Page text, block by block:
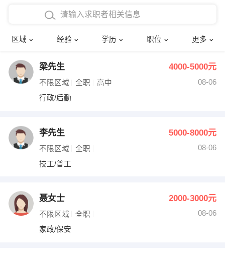
区域 经验 学历 职位 更多
在校学生工作经验
四年以上工作经验
五年以上工作经验
博士
文员 护士
财务会计
网络IT
收银员
水电/机修
确定
梁先生 4000-5000元
不限区域 全职 高中
08-06
行政/后勤
李先生 5000-8000元
不限区域 全职
08-06
技工/普工
聂女士 2000-3000元
不限区域 全职
08-06
家政/保安